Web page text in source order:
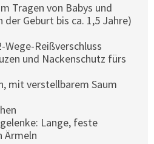
Tragen von Babys und
der Geburt bis ca. 1,5 Jahre)
Wege-Reißverschluss
und Nackenschutz fürs
mit verstellbarem Saum
Lange, feste
Ärmeln